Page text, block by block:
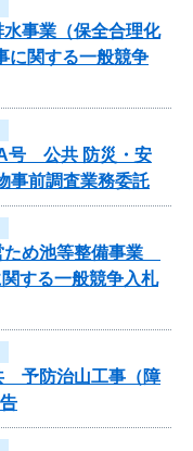
水事業（保全合理化
関する一般競争
A号 公共 防災・安
事前調査業務委託
ため池等整備事業
する一般競争入札
予防治山工事（障